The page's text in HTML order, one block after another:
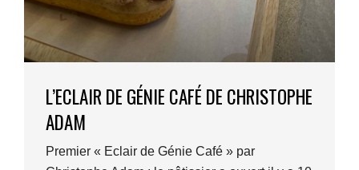
L’ECLAIR DE GÉNIE CAFÉ DE CHRISTOPHE
ADAM
Premier « Eclair de Génie Café » par